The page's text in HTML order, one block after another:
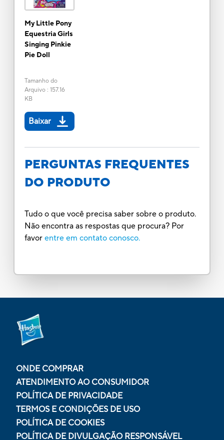
My Little Pony
Equestria Girls
Singing Pinkie
Pie Doll
Tamanho do
Arquivo: 157.16
KB
Baixar
PERGUNTAS FREQUENTES
DO PRODUTO
Tudo o que você precisa saber sobre o produto.
Não encontra as respostas que procura? Por
favor entre em contato conosco.
ONDE COMPRAR
ATENDIMENTO AO CONSUMIDOR
POLÍTICA DE PRIVACIDADE
TERMOS E CONDIÇÕES DE USO
POLÍTICA DE COOKIES
POLÍTICA DE DIVULGAÇÃO RESPONSÁVEL